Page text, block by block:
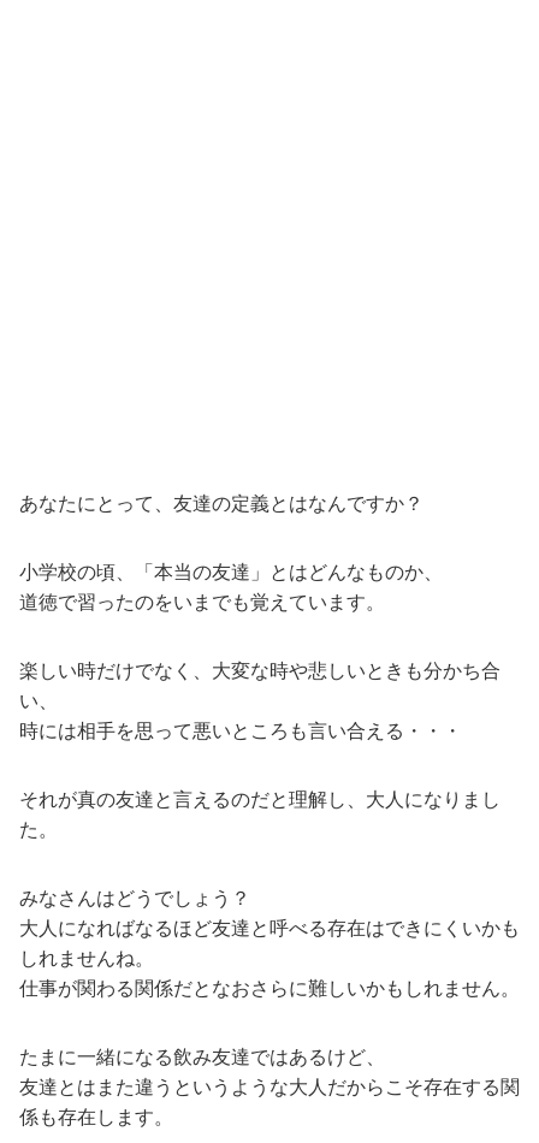
あなたにとって、友達の定義とはなんですか？
小学校の頃、「本当の友達」とはどんなものか、
道徳で習ったのをいまでも覚えています。
楽しい時だけでなく、大変な時や悲しいときも分かち合
い、
時には相手を思って悪いところも言い合える・・・
それが真の友達と言えるのだと理解し、大人になりまし
た。
みなさんはどうでしょう？
大人になればなるほど友達と呼べる存在はできにくいかも
しれませんね。
仕事が関わる関係だとなおさらに難しいかもしれません。
たまに一緒になる飲み友達ではあるけど、
友達とはまた違うというような大人だからこそ存在する関
係も存在します。